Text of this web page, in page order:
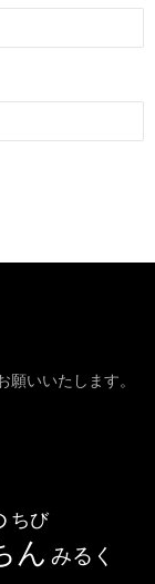
いいたします。
ちび
ん みるく